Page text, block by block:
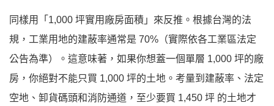
同樣用「1,000 坪實用廠房面積」來反推。根據台灣的法
規，工業用地的建蔽率通常是 70%（實際依各工業區法定
公告為準）。這意味著，如果你想蓋一個單層 1,000 坪的廠
房，你絕對不能只買 1,000 坪的土地。考量到建蔽率、法定
空地、卸貨碼頭和消防通道，至少要買 1,450 坪 的土地才